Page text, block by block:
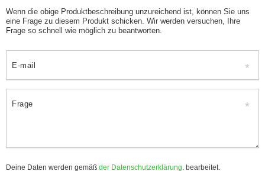
Wenn die obige Produktbeschreibung unzureichend ist, können Sie uns
eine Frage zu diesem Produkt schicken. Wir werden versuchen, Ihre
Frage so schnell wie möglich zu beantworten.
E-mail
Frage
Deine Daten werden gemäß der Datenschutzerklärung . bearbeitet.